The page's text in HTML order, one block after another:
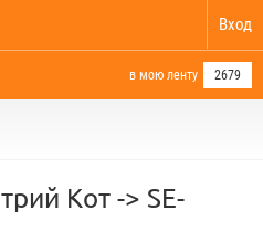
Вход
в мою ленту 2679
Кот -> SE-